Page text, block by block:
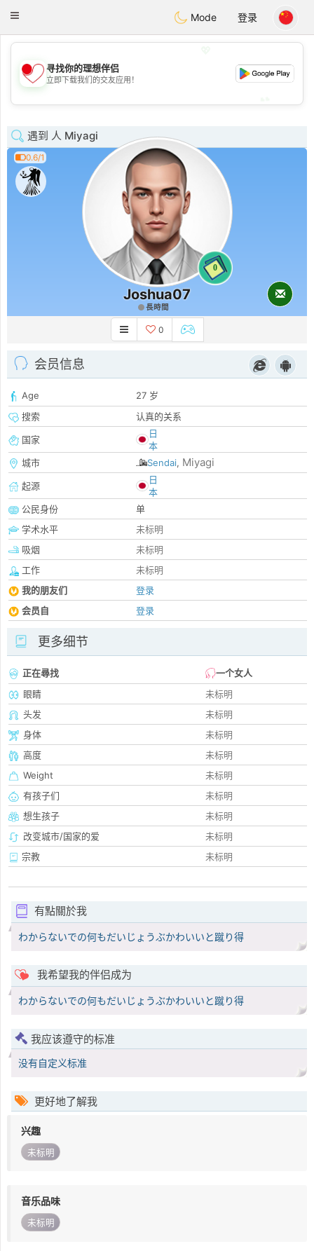
Chat
Toggle
Mode 登录
💖
💕
寻找你的理想伴侣
立即下载我们的交友应用！
遇到 人 Miyagi
0.6/1
0
Joshua07
長時間
0
会员信息
Age
27 岁
搜索
认真的关系
国家
日
本
城市
Sendai, Miyagi
起源
日
本
公民身份
单
学术水平
未标明
吸烟
未标明
工作
未标明
我的朋友们
登录
会员自
登录
更多细节
正在尋找
一个女人
眼睛
未标明
头发
未标明
身体
未标明
高度
未标明
Weight
未标明
有孩子们
未标明
想生孩子
未标明
改变城市/国家的爱
未标明
宗教
未标明
有點關於我
わからないでの何もだいじょうぶかわいいと蹴り得
我希望我的伴侣成为
わからないでの何もだいじょうぶかわいいと蹴り得
我应该遵守的标准
没有自定义标准
更好地了解我
兴趣
未标明
音乐品味
未标明